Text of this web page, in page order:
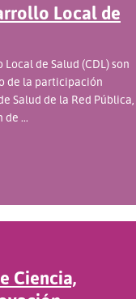
Local de
de Salud (CDL) son
de la participación
Salud de la Red Pública,
...
Ciencia,